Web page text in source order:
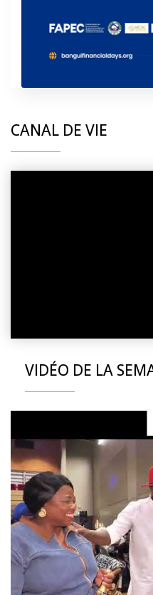
CANAL DE VIE
VIDÉO DE LA